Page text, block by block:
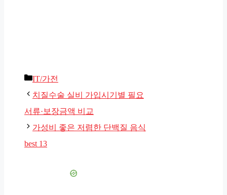
카
테
고
리
IT/가전
치질수술 실비 가입시기별 필요
서류·보장금액 비교
가성비 좋은 저렴한 단백질 음식
best 13